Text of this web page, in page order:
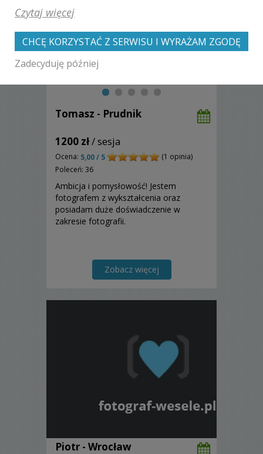
Tomasz - Prudnik
1200 zł/ sesja
Ocena: 5,00 / 5
(1 opinia)
Poleceń: 36
Ambicja i pomysłowość! Jestem
fotografem z wykształcenia oraz
posiadam duże doświadczenie w
zakresie fotografii.
Zobacz więcej
Piotr - Wrocław
Czytaj więcej
CHCĘ KORZYSTAĆ Z SERWISU I WYRAŻAM ZGODĘ
Zadecyduję później